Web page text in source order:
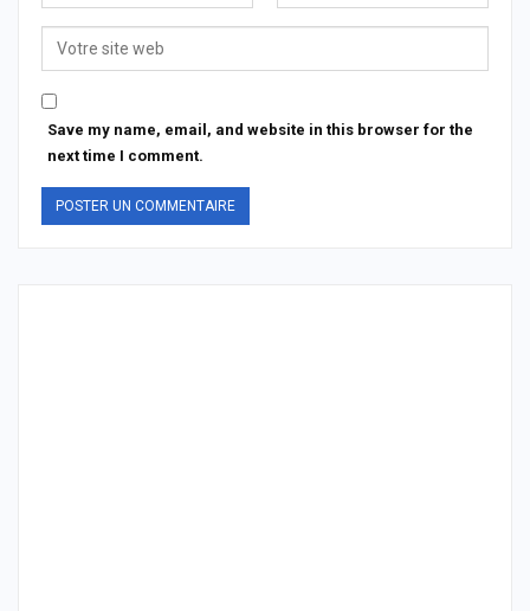
Save my name, email, and website in this browser for the
next time I comment.